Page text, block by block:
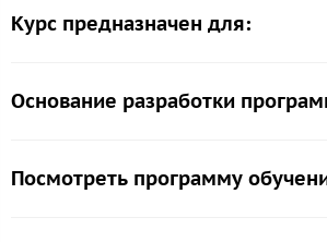
Курс предназначен для:
Основание разработки
Посмотреть программу